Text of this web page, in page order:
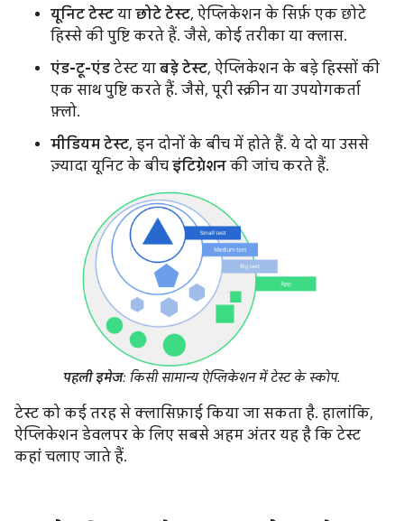
यूनिट टेस्ट या छोटे टेस्ट, ऐप्लिकेशन के सिर्फ़ एक छोटे
हिस्से की पुष्टि करते हैं. जैसे, कोई तरीका या क्लास.
एंड-टू-एंड टेस्ट या बड़े टेस्ट, ऐप्लिकेशन के बड़े हिस्सों की
एक साथ पुष्टि करते हैं. जैसे, पूरी स्क्रीन या उपयोगकर्ता
फ़्लो.
मीडियम टेस्ट, इन दोनों के बीच में होते हैं. ये दो या उससे
ज़्यादा यूनिट के बीच इंटिग्रेशन की जांच करते हैं.
पहली इमेज: किसी सामान्य ऐप्लिकेशन में टेस्ट के स्कोप.
टेस्ट को कई तरह से क्लासिफ़ाई किया जा सकता है. हालांकि,
ऐप्लिकेशन डेवलपर के लिए सबसे अहम अंतर यह है कि टेस्ट
कहां चलाए जाते हैं.